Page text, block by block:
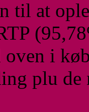
til at
i
plu de